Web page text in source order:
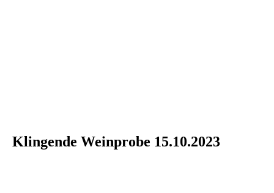
Klingende Weinprobe 15.10.2023